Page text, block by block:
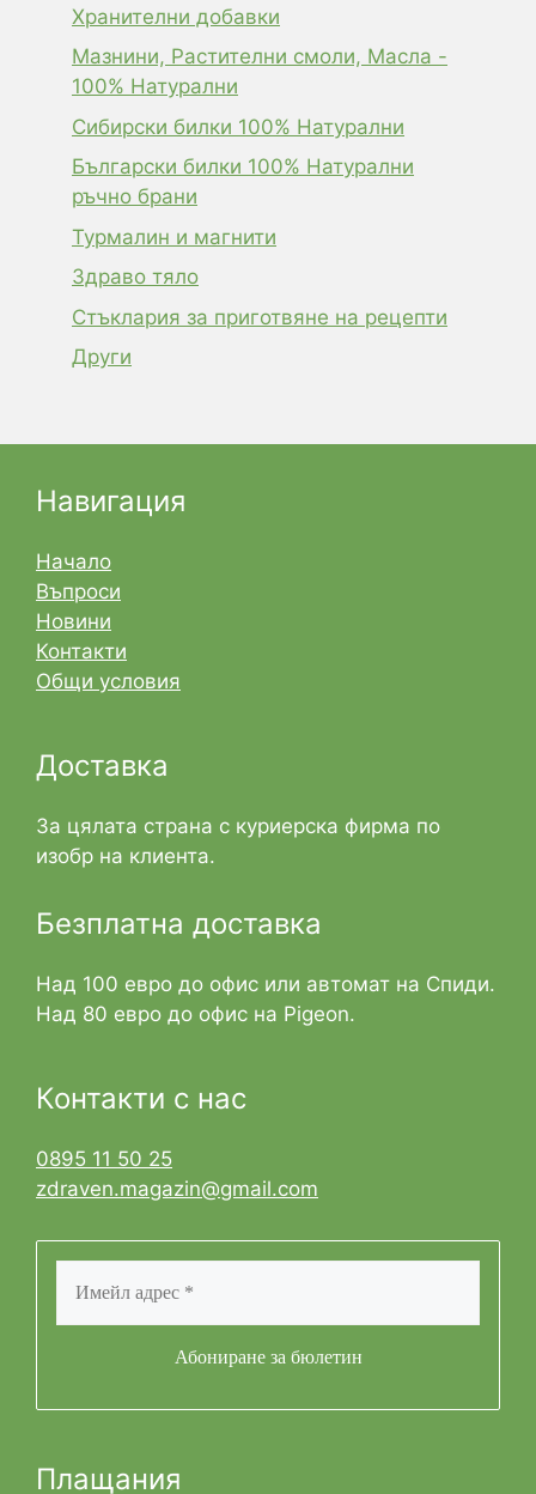
Хранителни добавки
Мазнини, Растителни смоли, Масла -
100% Натурални
Сибирски билки 100% Натурални
Български билки 100% Натурални
ръчно брани
Турмалин и магнити
Здраво тяло
Стъклария за приготвяне на рецепти
Други
Навигация
Начало
Въпроси
Новини
Контакти
Общи условия
Доставка
За цялата страна с куриерска фирма по
изобр на клиента.
Безплатна доставка
Над 100 евро до офис или автомат на Спиди.
Над 80 евро до офис на Pigeon.
Контакти с нас
0895 11 50 25
zdraven.magazin@gmail.com
Плащания